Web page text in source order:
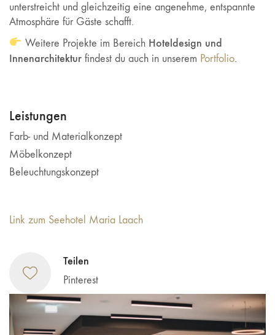
unterstreicht und gleichzeitig eine angenehme, entspannte
Atmosphäre für Gäste schafft.
Weitere Projekte im Bereich Hoteldesign und
Innenarchitektur findest du auch in unserem Portfolio.
Leistungen
Farb- und Materialkonzept
Möbelkonzept
Beleuchtungskonzept
Link zum Seehotel Maria Laach
Teilen
Pinterest